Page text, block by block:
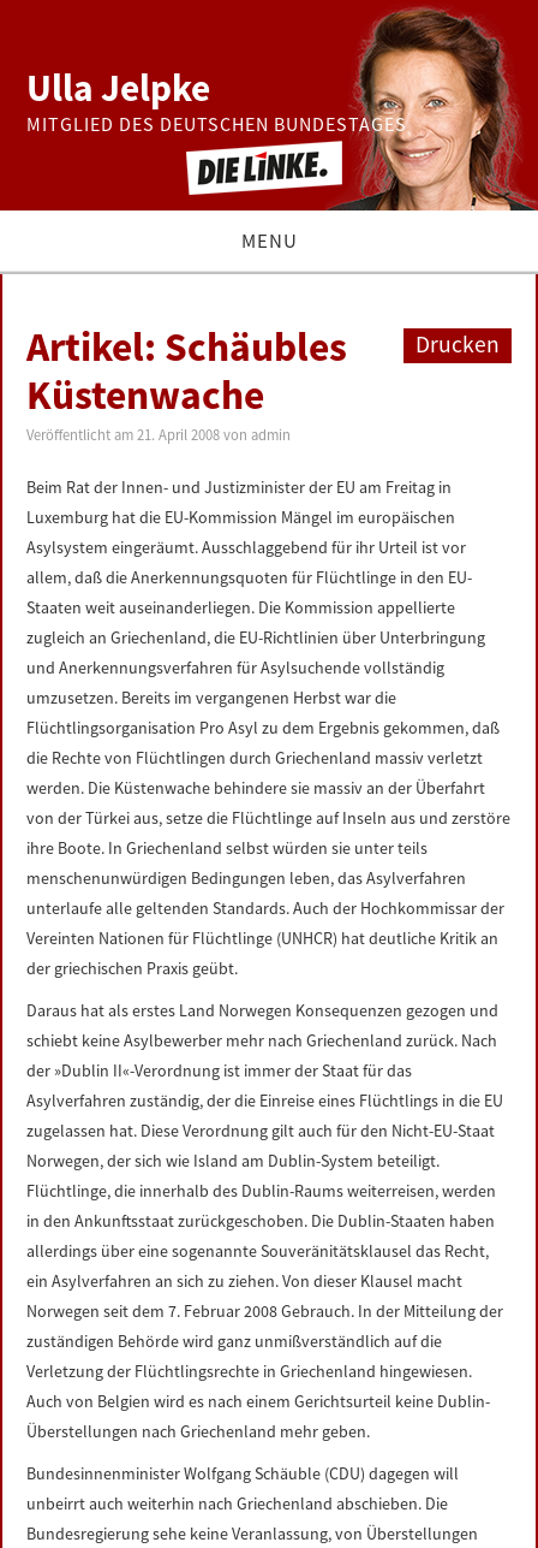
Ulla Jelpke
MITGLIED DES DEUTSCHEN BUNDESTAGES
MENU
BUNDESTAG
PRESSE
ZUR PERSON
LINKS
DATENSCHUTZERKLÄRUNG
IMPRESSUM
Drucken
Artikel: Schäubles
Küstenwache
Veröffentlicht am21. April 2008 vonadmin
Beim Rat der Innen- und Justizminister der EU am Freitag in
Luxemburg hat die EU-Kommission Mängel im europäischen
Asylsystem eingeräumt. Ausschlaggebend für ihr Urteil ist vor
allem, daß die Anerkennungsquoten für Flüchtlinge in den EU-
Staaten weit auseinanderliegen. Die Kommission appellierte
zugleich an Griechenland, die EU-Richtlinien über Unterbringung
und Anerkennungsverfahren für Asylsuchende vollständig
umzusetzen. Bereits im vergangenen Herbst war die
Flüchtlingsorganisation Pro Asyl zu dem Ergebnis gekommen, daß
die Rechte von Flüchtlingen durch Griechenland massiv verletzt
werden. Die Küstenwache behindere sie massiv an der Überfahrt
von der Türkei aus, setze die Flüchtlinge auf Inseln aus und zerstöre
ihre Boote. In Griechenland selbst würden sie unter teils
menschenunwürdigen Bedingungen leben, das Asylverfahren
unterlaufe alle geltenden Standards. Auch der Hochkommissar der
Vereinten Nationen für Flüchtlinge (UNHCR) hat deutliche Kritik an
der griechischen Praxis geübt.
Daraus hat als erstes Land Norwegen Konsequenzen gezogen und
schiebt keine Asylbewerber mehr nach Griechenland zurück. Nach
der »Dublin II«-Verordnung ist immer der Staat für das
Asylverfahren zuständig, der die Einreise eines Flüchtlings in die EU
zugelassen hat. Diese Verordnung gilt auch für den Nicht-EU-Staat
Norwegen, der sich wie Island am Dublin-System beteiligt.
Flüchtlinge, die innerhalb des Dublin-Raums weiterreisen, werden
in den Ankunftsstaat zurückgeschoben. Die Dublin-Staaten haben
allerdings über eine sogenannte Souveränitätsklausel das Recht,
ein Asylverfahren an sich zu ziehen. Von dieser Klausel macht
Norwegen seit dem 7. Februar 2008 Gebrauch. In der Mitteilung der
zuständigen Behörde wird ganz unmißverständlich auf die
Verletzung der Flüchtlingsrechte in Griechenland hingewiesen.
Auch von Belgien wird es nach einem Gerichtsurteil keine Dublin-
Überstellungen nach Griechenland mehr geben.
Bundesinnenminister Wolfgang Schäuble (CDU) dagegen will
unbeirrt auch weiterhin nach Griechenland abschieben. Die
Bundesregierung sehe keine Veranlassung, von Überstellungen